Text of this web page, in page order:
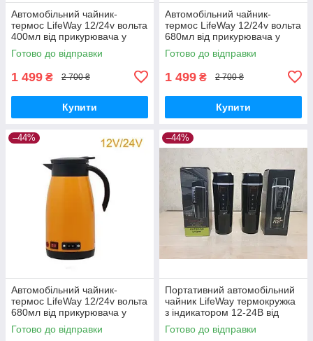
Автомобільний чайник-
термос LifeWay 12/24v вольта
400мл від прикурювача у
вантажівку, фуру, трек,
машину для далекобійни
Готово до відправки
1 499 ₴ 2 700 ₴
Купити
Автомобільний чайник-
термос LifeWay 12/24v вольта
680мл від прикурювача у
вантажівку, фуру, трек,
машину для далекобійника
Готово до відправки
1 499 ₴ 2 700 ₴
Купити
–44%
Автомобільний чайник-
термос LifeWay 12/24v вольта
680мл від прикурювача у
вантажівку, фуру, трек,
машину для далекобійни
Готово до відправки
–44%
Портативний автомобільний
чайник LifeWay термокружка
з індикатором 12-24В від
прикурювача в машину,
вантажівку, фуру (termo12-
Готово до відправки